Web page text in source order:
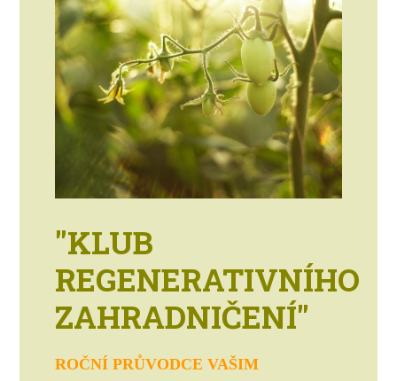
"KLUB
REGENERATIVNÍHO
ZAHRADNIČENÍ"
ROČNÍ PRŮVODCE VAŠIM